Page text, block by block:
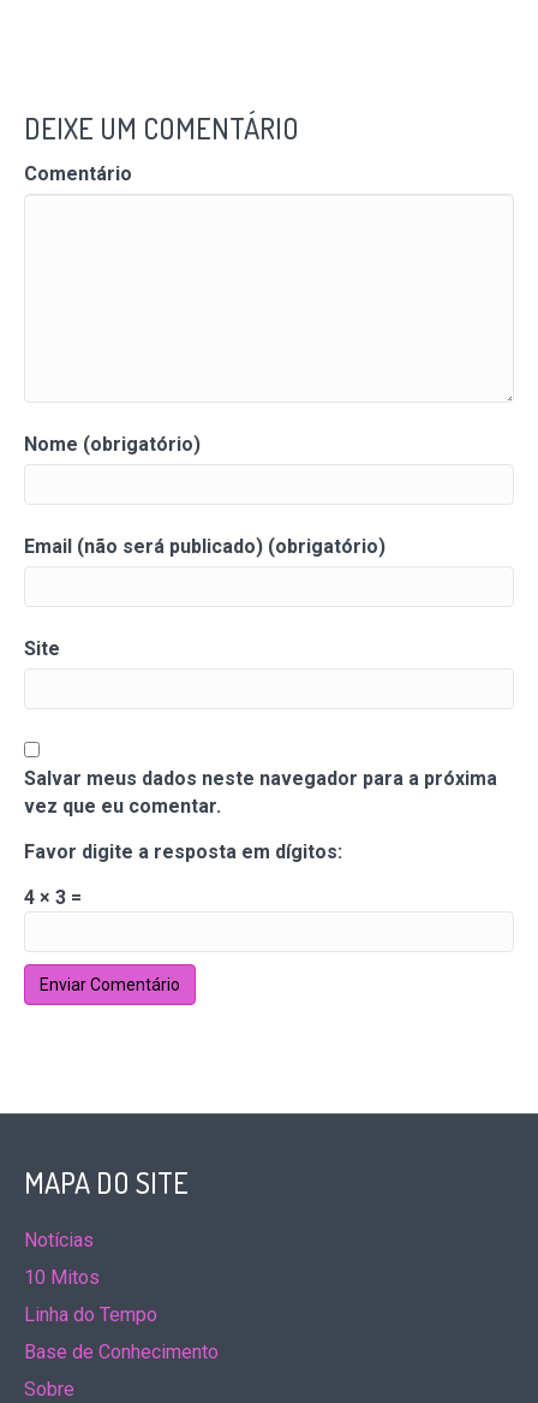
DEIXE UM COMENTÁRIO
Comentário
Nome (obrigatório)
Email (não será publicado) (obrigatório)
Site
Salvar meus dados neste navegador para a próxima
vez que eu comentar.
Favor digite a resposta em dígitos:
4 × 3 =
MAPA DO SITE
Notícias
10 Mitos
Linha do Tempo
Base de Conhecimento
Sobre